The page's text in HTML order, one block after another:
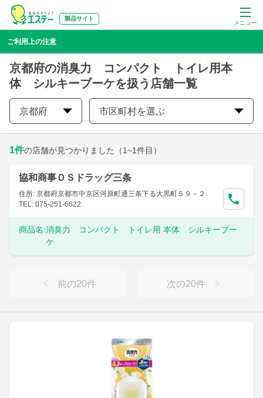
メニュー
製品サイト
ご利用上の注意
京都府の消臭力 コンパクト トイレ用本
体 シルキーブーケを扱う店舗一覧
京都府 市区町村を選ぶ
1件の店舗が見つかりました （1~1件目）
協和商事ＯＳドラッグ三条
住所: 京都府京都市中京区河原町通三条下る大黒町５９－２
TEL: 075-251-6622
商品名:消臭力 コンパクト トイレ用 本体 シルキーブー
ケ
前の20件 次の20件